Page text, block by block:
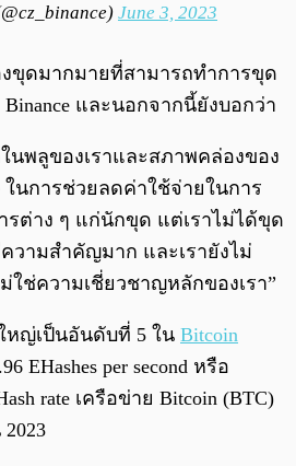
June 3, 2023
ขุดมากมายที่สามารถทำการขุด
และนอกจากนี้ยังบอกว่า
นพลูของเราและสภาพคล่องของ
ในการช่วยลดค่าใช้จ่ายในการ
รต่าง ๆ แก่นักขุด แต่เราไม่ได้ขุด
วามสำคัญมาก และเรายังไม่
ใช่ความเชี่ยวชาญหลักของเรา”
หญ่เป็นอันดับที่ 5 ใน Bitcoin
EHashes per second หรือ
rate เครือข่าย Bitcoin (BTC)